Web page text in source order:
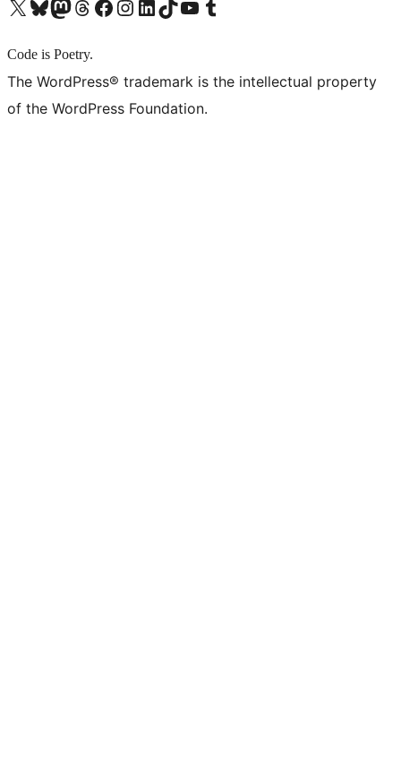
X (旧 Twitter) アカウントへBluesky アカウントへMastodon アカウントへThreads アカウントへ Facebook ページへInstagram アカウントへ LinkedIn アカウントへTikTok アカウントへYouTube チャンネルへ Tumblr アカウントへ
Code is Poetry.
The WordPress® trademark is the intellectual property
of the WordPress Foundation.